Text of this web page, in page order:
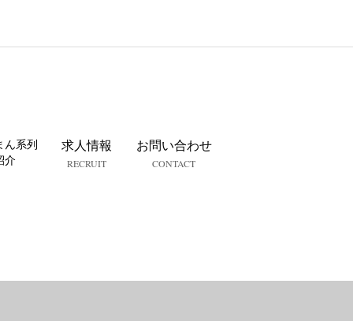
ん系列
介
求人情報
RECRUIT
お問い合わせ
CONTACT